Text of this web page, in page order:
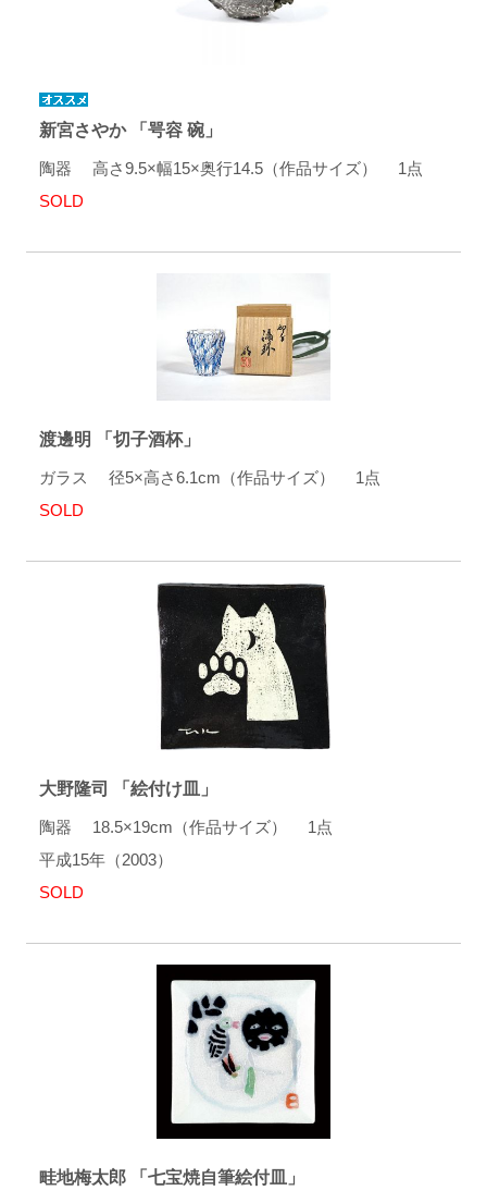
新宮さやか 「咢容 碗」
陶器 高さ9.5×幅15×奥行14.5（作品サイズ） 1点
SOLD
渡邊明 「切子酒杯」
ガラス 径5×高さ6.1cm（作品サイズ） 1点
SOLD
大野隆司 「絵付け皿」
陶器 18.5×19cm（作品サイズ） 1点
平成15年（2003）
SOLD
畦地梅太郎 「七宝焼自筆絵付皿」